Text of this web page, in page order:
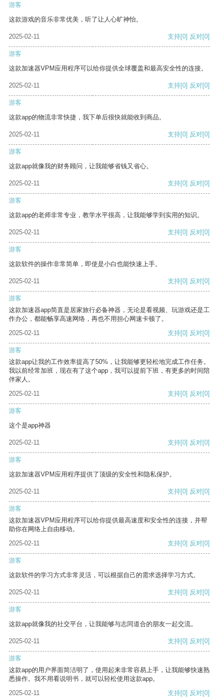
游客
这款游戏的音乐非常优美，听了让人心旷神怡。
2025-02-11 支持[0] 反对[0]
游客
这款加速器VPM应用程序可以给你提供全球覆盖和最高安全性的连接。
2025-02-11 支持[0] 反对[0]
游客
这款app的物流非常快捷，我下单后很快就能收到商品。
2025-02-11 支持[0] 反对[0]
游客
这款app就像我的财务顾问，让我能够省钱又省心。
2025-02-11 支持[0] 反对[0]
游客
这款app的老师非常专业，教学水平很高，让我能够学到实用的知识。
2025-02-11 支持[0] 反对[0]
游客
这款软件的操作非常简单，即使是小白也能快速上手。
2025-02-11 支持[0] 反对[0]
游客
这款加速器app简直是居家旅行必备神器，无论是看视频、玩游戏还是工
作办公，都能畅享高速网络，再也不用担心网速卡顿了。
2025-02-11
支持[0] 反对[0]
游客
这款app让我的工作效率提高了50%，让我能够更轻松地完成工作任务。
我以前经常加班，现在有了这个app，我可以提前下班，有更多的时间陪
伴家人。
2025-02-11
支持[0] 反对[0]
游客
这个是app神器
2025-02-11 支持[0] 反对[0]
游客
这款加速器VPM应用程序提供了顶级的安全性和隐私保护。
2025-02-11 支持[0] 反对[0]
游客
这款加速器VPM应用程序可以给你提供最高速度和安全性的连接，并帮
助你在网络上自由移动。
2025-02-11
支持[0] 反对[0]
游客
这款软件的学习方式非常灵活，可以根据自己的需求选择学习方式。
2025-02-11 支持[0] 反对[0]
游客
这款app就像我的社交平台，让我能够与志同道合的朋友一起交流。
2025-02-11 支持[0] 反对[0]
游客
这款app的用户界面简洁明了，使用起来非常容易上手，让我能够快速熟
悉操作。我不用看说明书，就可以轻松使用这款app。
2025-02-11
支持[0] 反对[0]